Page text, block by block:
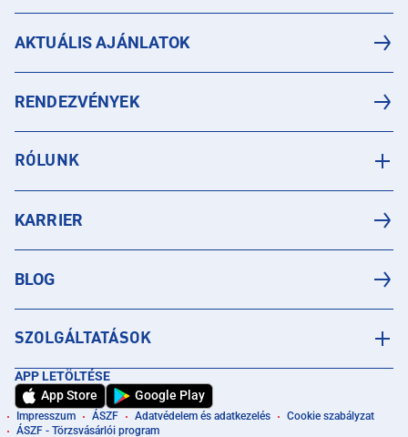
AKTUÁLIS AJÁNLATOK
RENDEZVÉNYEK
RÓLUNK
KARRIER
BLOG
SZOLGÁLTATÁSOK
APP LETÖLTÉSE
App Store
Google Play
Impresszum ÁSZF Adatvédelem és adatkezelés
Cookie szabályzat
ÁSZF - Törzsvásárlói program